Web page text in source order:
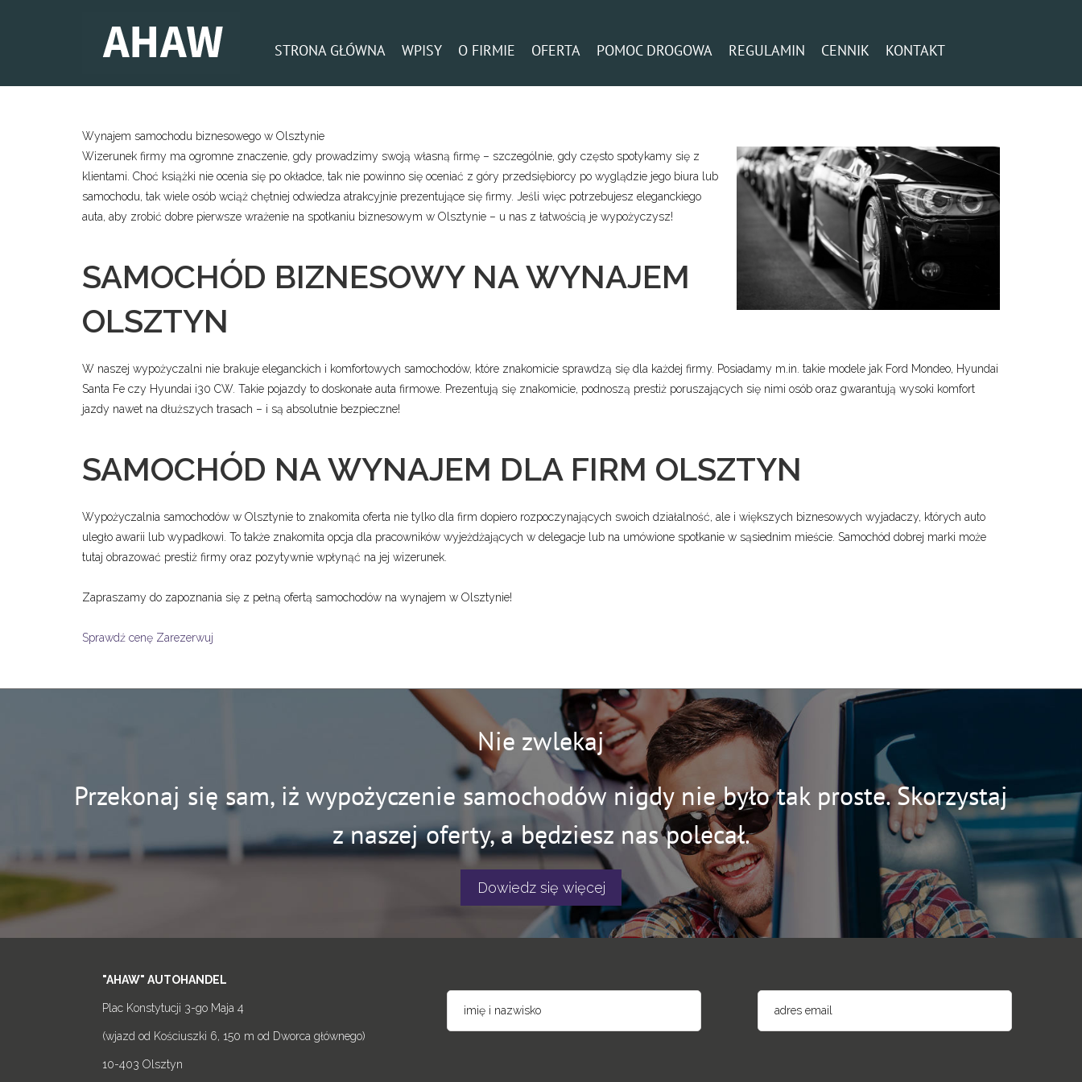
STRONA GŁÓWNA WPISY O FIRMIE OFERTA POMOC DROGOWA REGULAMIN CENNIK KONTAKT
Wynajem samochodu biznesowego w Olsztynie
Wizerunek firmy ma ogromne znaczenie, gdy prowadzimy swoją własną firmę – szczególnie, gdy często spotykamy się z
klientami. Choć książki nie ocenia się po okładce, tak nie powinno się oceniać z góry przedsiębiorcy po wyglądzie jego biura lub
samochodu, tak wiele osób wciąż chętniej odwiedza atrakcyjnie prezentujące się firmy. Jeśli więc potrzebujesz eleganckiego
auta, aby zrobić dobre pierwsze wrażenie na spotkaniu biznesowym w Olsztynie – u nas z łatwością je wypożyczysz!
SAMOCHÓD BIZNESOWY NA WYNAJEM
OLSZTYN
W naszej wypożyczalni nie brakuje eleganckich i komfortowych samochodów, które znakomicie sprawdzą się dla każdej firmy. Posiadamy m.in. takie modele jak Ford Mondeo, Hyundai
Santa Fe czy Hyundai i30 CW. Takie pojazdy to doskonałe auta firmowe. Prezentują się znakomicie, podnoszą prestiż poruszających się nimi osób oraz gwarantują wysoki komfort
jazdy nawet na dłuższych trasach – i są absolutnie bezpieczne!
SAMOCHÓD NA WYNAJEM DLA FIRM OLSZTYN
Wypożyczalnia samochodów w Olsztynie to znakomita oferta nie tylko dla firm dopiero rozpoczynających swoich działalność, ale i większych biznesowych wyjadaczy, których auto
uległo awarii lub wypadkowi. To także znakomita opcja dla pracowników wyjeżdżających w delegacje lub na umówione spotkanie w sąsiednim mieście. Samochód dobrej marki może
tutaj obrazować prestiż firmy oraz pozytywnie wpłynąć na jej wizerunek.
Zapraszamy do zapoznania się z pełną ofertą samochodów na wynajem w Olsztynie!
Sprawdź cenę Zarezerwuj
Nie zwlekaj
Przekonaj się sam, iż wypożyczenie samochodów nigdy nie było tak proste. Skorzystaj
z naszej oferty, a będziesz nas polecał.
Dowiedz się więcej
"AHAW" AUTOHANDEL
Plac Konstytucji 3-go Maja 4
(wjazd od Kościuszki 6, 150 m od Dworca głównego)
10-403 Olsztyn